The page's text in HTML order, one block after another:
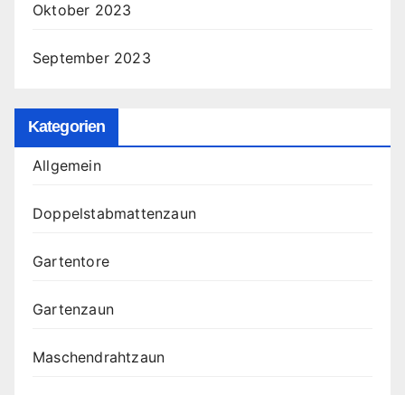
Oktober 2023
September 2023
Kategorien
Allgemein
Doppelstabmattenzaun
Gartentore
Gartenzaun
Maschendrahtzaun